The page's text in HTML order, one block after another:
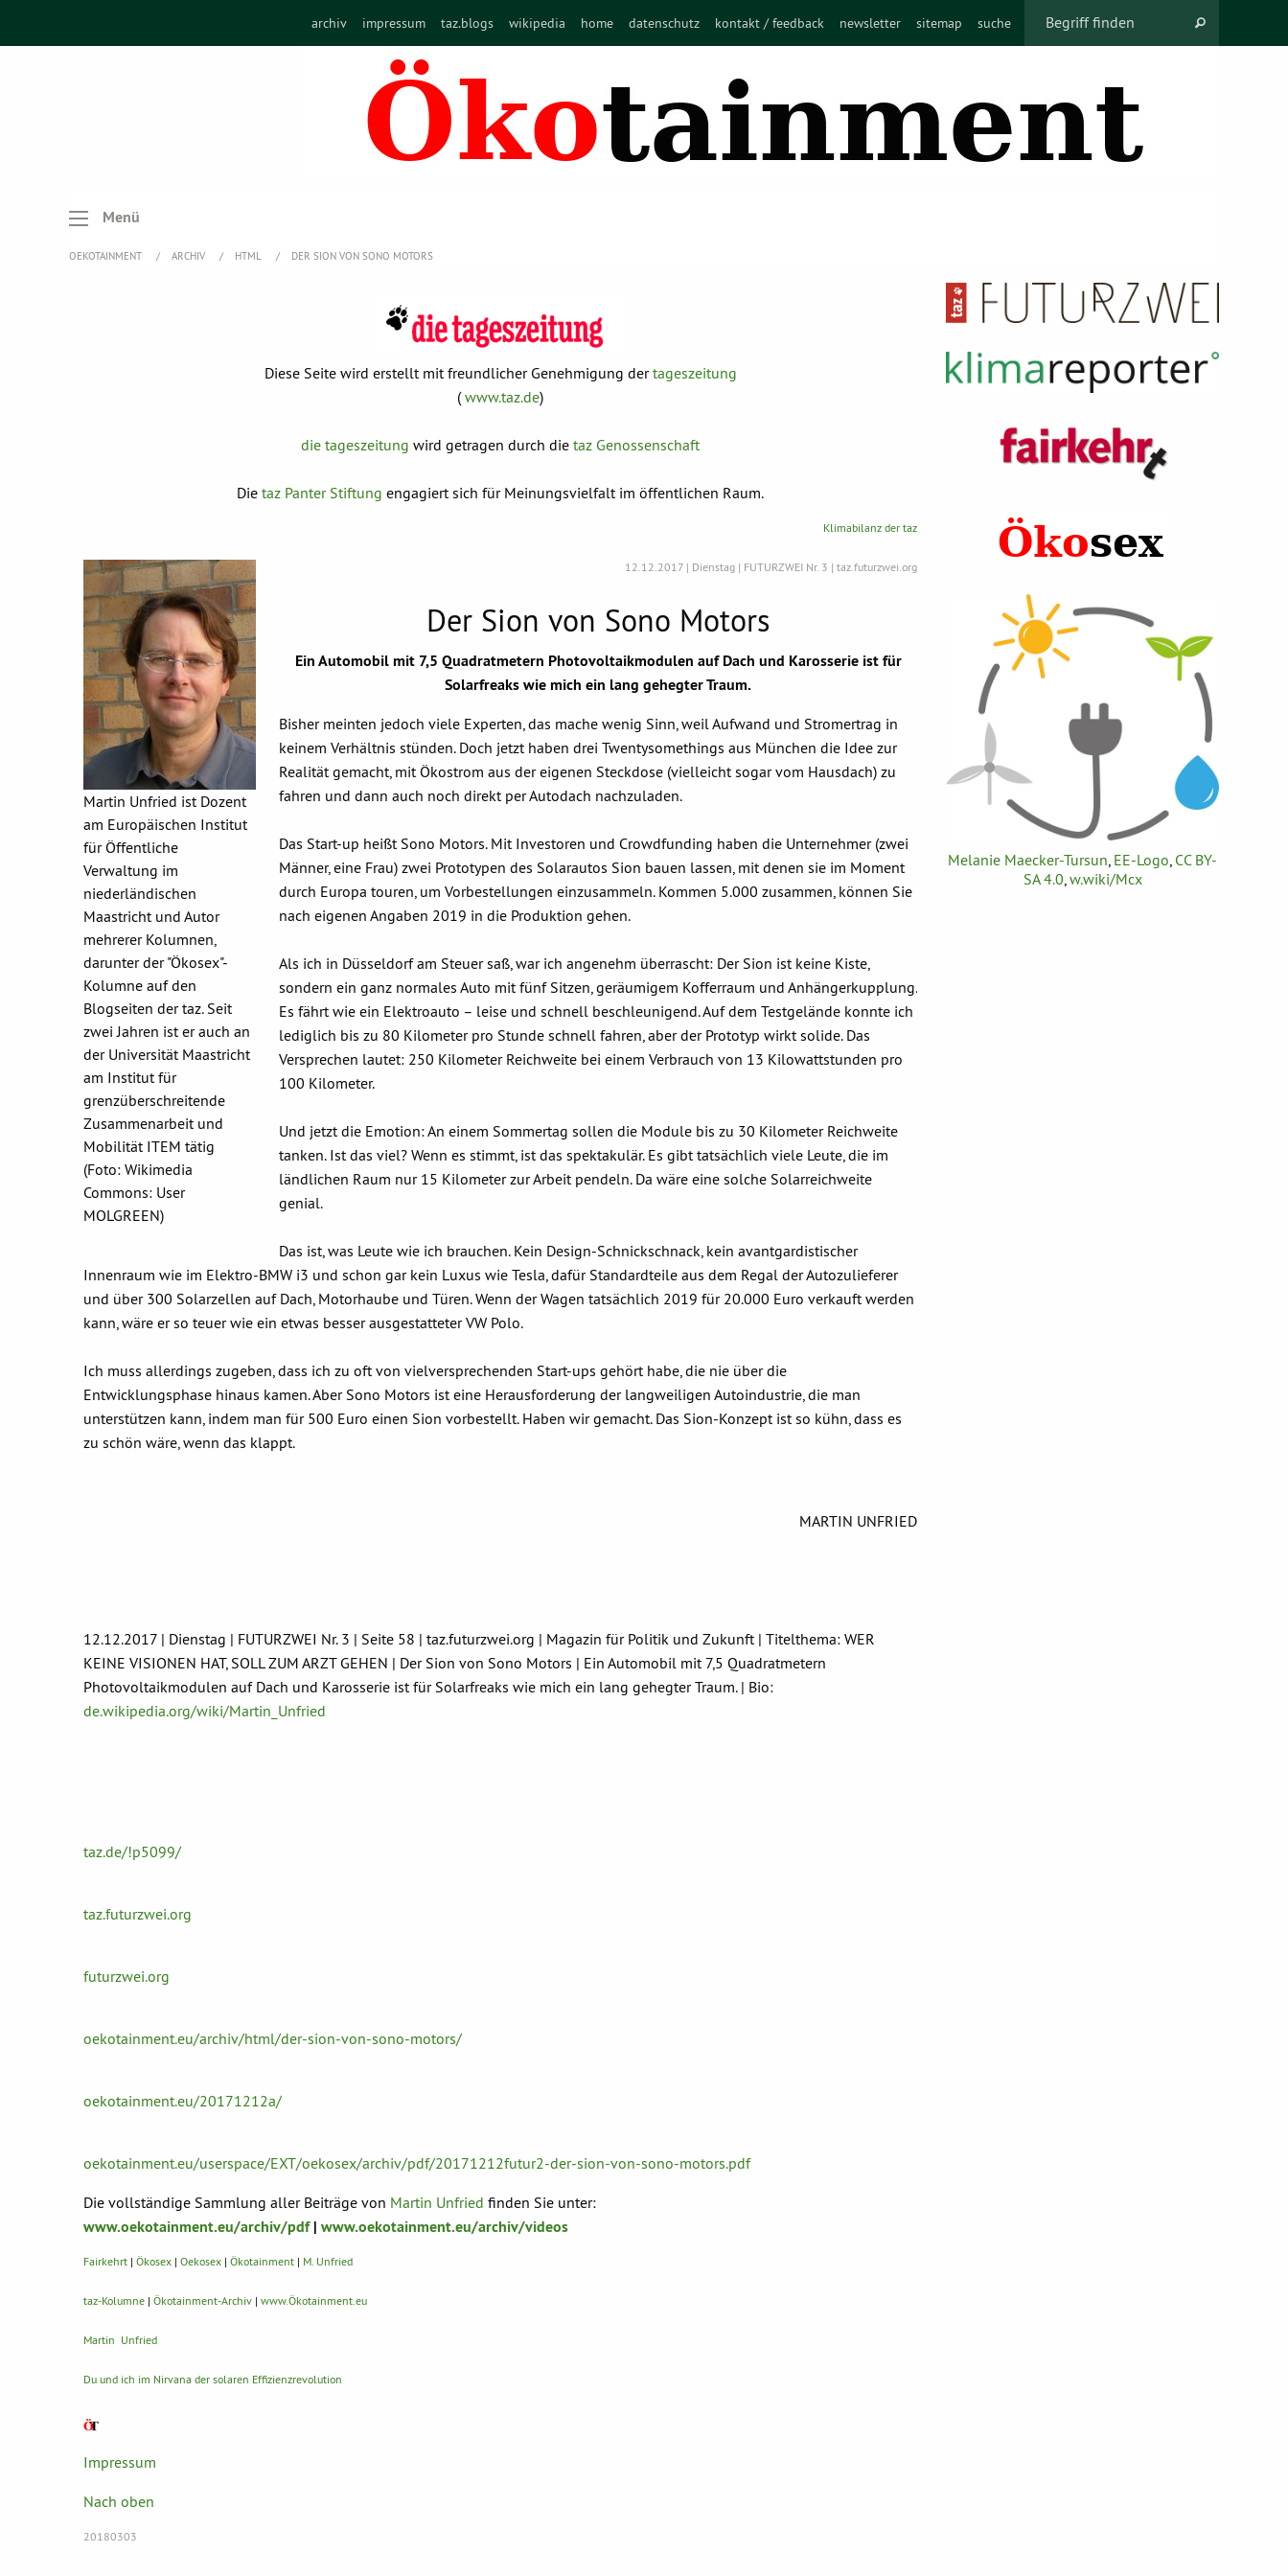
archiv impressum taz.blogs wikipedia home datenschutz kontakt / feedback newsletter sitemap suche
Menü
OEKOTAINMENT ARCHIV HTML DER SION VON SONO MOTORS
Diese Seite wird erstellt mit freundlicher Genehmigung dertageszeitung
(www.taz.de)
die tageszeitung wird getragen durch die taz Genossenschaft
Die taz Panter Stiftung engagiert sich für Meinungsvielfalt im öffentlichen Raum.
Klimabilanz der taz
Martin Unfried ist Dozent
am Europäischen Institut
für Öffentliche
Verwaltung im
niederländischen
Maastricht und Autor
mehrerer Kolumnen,
darunter der "Ökosex"-
Kolumne auf den
Blogseiten der taz. Seit
zwei Jahren ist er auch an
der Universität Maastricht
am Institut für
grenzüberschreitende
Zusammenarbeit und
Mobilität ITEM tätig
(Foto: Wikimedia
Commons: User
MOLGREEN)
12.12.2017 | Dienstag | FUTURZWEI Nr. 3 | taz.futurzwei.org
Der Sion von Sono Motors
Ein Automobil mit 7,5 Quadratmetern Photovoltaikmodulen auf Dach und Karosserie ist für
Solarfreaks wie mich ein lang gehegter Traum.
Bisher meinten jedoch viele Experten, das mache wenig Sinn, weil Aufwand und Stromertrag in
keinem Verhältnis stünden. Doch jetzt haben drei Twentysomethings aus München die Idee zur
Realität gemacht, mit Ökostrom aus der eigenen Steckdose (vielleicht sogar vom Hausdach) zu
fahren und dann auch noch direkt per Autodach nachzuladen.
Das Start-up heißt Sono Motors. Mit Investoren und Crowdfunding haben die Unternehmer (zwei
Männer, eine Frau) zwei Prototypen des Solarautos Sion bauen lassen, mit denen sie im Moment
durch Europa touren, um Vorbestellungen einzusammeln. Kommen 5.000 zusammen, können Sie
nach eigenen Angaben 2019 in die Produktion gehen.
Als ich in Düsseldorf am Steuer saß, war ich angenehm überrascht: Der Sion ist keine Kiste,
sondern ein ganz normales Auto mit fünf Sitzen, geräumigem Kofferraum und Anhängerkupplung.
Es fährt wie ein Elektroauto – leise und schnell beschleunigend. Auf dem Testgelände konnte ich
lediglich bis zu 80 Kilometer pro Stunde schnell fahren, aber der Prototyp wirkt solide. Das
Versprechen lautet: 250 Kilometer Reichweite bei einem Verbrauch von 13 Kilowattstunden pro
100 Kilometer.
Und jetzt die Emotion: An einem Sommertag sollen die Module bis zu 30 Kilometer Reichweite
tanken. Ist das viel? Wenn es stimmt, ist das spektakulär. Es gibt tatsächlich viele Leute, die im
ländlichen Raum nur 15 Kilometer zur Arbeit pendeln. Da wäre eine solche Solarreichweite
genial.
Das ist, was Leute wie ich brauchen. Kein Design-Schnickschnack, kein avantgardistischer
Innenraum wie im Elektro-BMW i3 und schon gar kein Luxus wie Tesla, dafür Standardteile aus dem Regal der Autozulieferer
und über 300 Solarzellen auf Dach, Motorhaube und Türen. Wenn der Wagen tatsächlich 2019 für 20.000 Euro verkauft werden
kann, wäre er so teuer wie ein etwas besser ausgestatteter VW Polo.
Ich muss allerdings zugeben, dass ich zu oft von vielversprechenden Start-ups gehört habe, die nie über die
Entwicklungsphase hinaus kamen. Aber Sono Motors ist eine Herausforderung der langweiligen Autoindustrie, die man
unterstützen kann, indem man für 500 Euro einen Sion vorbestellt. Haben wir gemacht. Das Sion-Konzept ist so kühn, dass es
zu schön wäre, wenn das klappt.
MARTIN UNFRIED
12.12.2017 | Dienstag | FUTURZWEI Nr. 3 | Seite 58 | taz.futurzwei.org | Magazin für Politik und Zukunft | Titelthema: WER
KEINE VISIONEN HAT, SOLL ZUM ARZT GEHEN | Der Sion von Sono Motors | Ein Automobil mit 7,5 Quadratmetern
Photovoltaikmodulen auf Dach und Karosserie ist für Solarfreaks wie mich ein lang gehegter Traum. | Bio:
de.wikipedia.org/wiki/Martin_Unfried
taz.de/!p5099/
taz.futurzwei.org
futurzwei.org
oekotainment.eu/archiv/html/der-sion-von-sono-motors/
oekotainment.eu/20171212a/
oekotainment.eu/userspace/EXT/oekosex/archiv/pdf/20171212futur2-der-sion-von-sono-motors.pdf
Die vollständige Sammlung aller Beiträge von Martin Unfried finden Sie unter:
www.oekotainment.eu/archiv/pdf| www.oekotainment.eu/archiv/videos
Fairkehrt | Ökosex | Oekosex | Ökotainment | M. Unfried
taz-Kolumne | Ökotainment-Archiv | www.Ökotainment.eu
Martin Unfried
Du und ich im Nirvana der solaren Effizienzrevolution
Impressum
Nach oben
20180303
Melanie Maecker-Tursun, EE-Logo, CC BY-
SA 4.0,w.wiki/Mcx